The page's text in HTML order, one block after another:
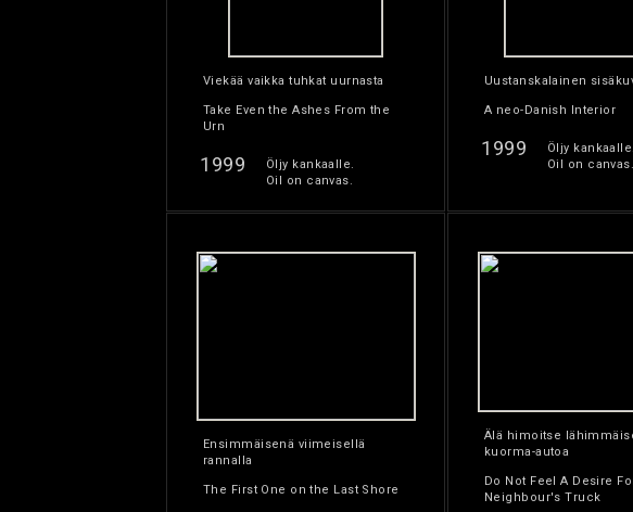
Viekää vaikka tuhkat uurnasta
Take Even the Ashes From the
Urn
1999
Öljy kankaalle.
Oil on canvas.
Uustanskalainen
A neo-Danish Interior
1999
Öljy kankaalle.
Oil on canvas.
Ensimmäisenä viimeisellä
rannalla
The First One on the Last Shore
Älä himoitse
kuorma-autoa
Do Not Feel A Desire
Neighbour's Truck